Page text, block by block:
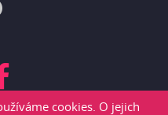
cookies. O jejich